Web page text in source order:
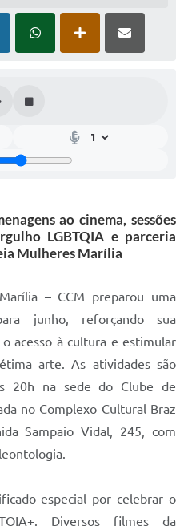
ao cinema, sessões
LGBTQIA e parceria
Mulheres Marília
– CCM preparou uma
junho, reforçando sua
acesso à cultura e estimular
arte. As atividades são
20h na sede do Clube de
no Complexo Cultural Braz
Sampaio Vidal, 245, com
especial por celebrar o
Diversos filmes da